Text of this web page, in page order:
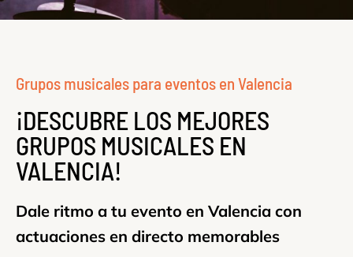
Grupos musicales para eventos en Valencia
¡DESCUBRE LOS MEJORES
GRUPOS MUSICALES EN
VALENCIA!
Dale ritmo a tu evento en Valencia con
actuaciones en directo memorables